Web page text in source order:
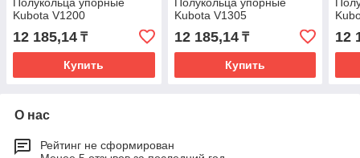
Полукольца упорные
Kubota V1200
12 185,14 ₸
Купить
Полукольца упорные
Kubota V1305
12 185,14₸
Купить
12
О нас
Рейтинг не сформирован